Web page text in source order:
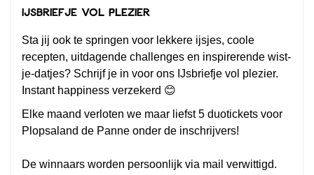
IJsbriefje vol plezier
Sta jij ook te springen voor lekkere ijsjes, coole
recepten, uitdagende challenges en inspirerende wist-
je-datjes? Schrijf je in voor ons IJsbriefje vol plezier.
Instant happiness verzekerd 😊
Elke maand verloten we maar liefst 5 duotickets voor
Plopsaland de Panne onder de inschrijvers!
De winnaars worden persoonlijk via mail verwittigd.